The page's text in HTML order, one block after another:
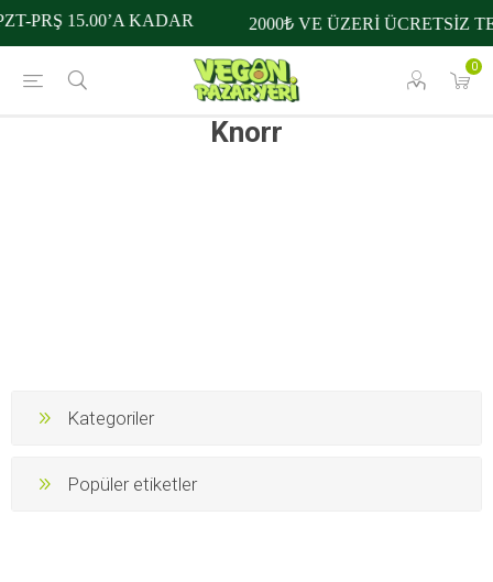
0
PRŞ 15.00’A KADAR 2000₺ VE ÜZERİ ÜCRETSİZ
Knorr
Kategoriler
Popüler etiketler